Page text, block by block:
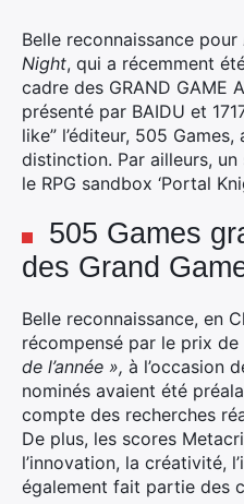
Belle reconnaissance pour
Night, qui a récemment
cadre des GRAND GAME
présenté par BAIDU et
like” l’éditeur, 505
distinction. Par ailleurs,
le RPG sandbox ‘Portal
505 Games
des Grand
Belle reconnaissance, en
récompensé par le prix de
de l’année », à l’occasion
nominés avaient été
compte des recherches
De plus, les scores
l’innovation, la créativité,
également fait partie des